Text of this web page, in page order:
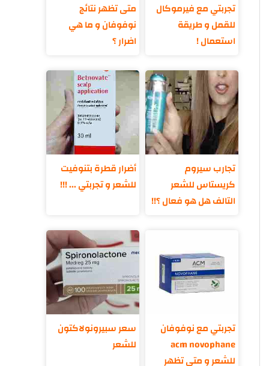
تجربتي مع فيرموكال
للقمل و طريقة
استعمال !
متى تظهر نتائج
نوفوفان و ما هي
اضرار ؟
تجارب سيروم
كريستاس للشعر
التالف هل هو فعال ؟!!
أضرار قطرة بتنوفيت
للشعر و تجربتي ... !!!
تجربتي مع نوفوفان
acm novophane
للشعر و متى تظهر
سعر سبيرونولاكتون
للشعر